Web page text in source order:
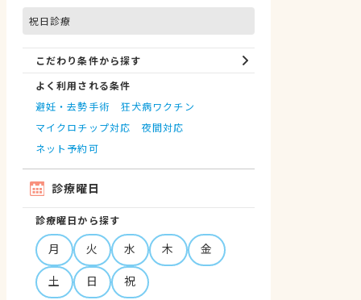
祝日診療
こだわり条件から探す
よく利用される条件
避妊・去勢手術
狂犬病ワクチン
マイクロチップ対応
夜間対応
ネット予約可
診療曜日
診療曜日から探す
月 火 水 木
金
土
日 祝